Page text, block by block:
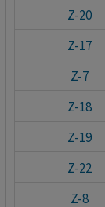
Z-20
Z-17
Z-7
Z-18
Z-19
Z-22
Z-8